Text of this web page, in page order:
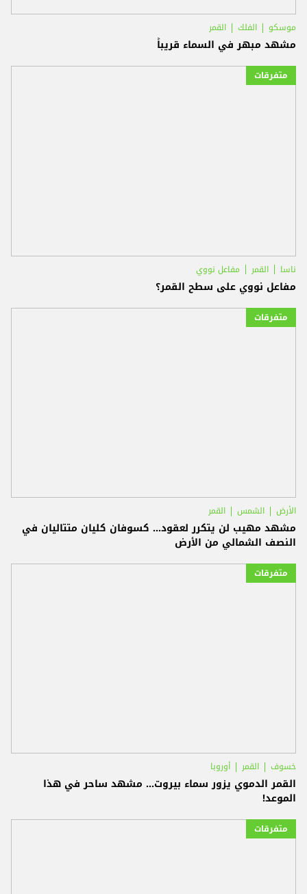
موسكو الفلك القمر
مشهد مبهر في السماء قريباً
متفرقات
ناسا القمر مفاعل نووي
مفاعل نووي على سطح القمر؟
متفرقات
الأرض الشمس القمر
مشهد مهيب لن يتكرر لعقود... كسوفان كليان متتاليان في
النصف الشمالي من الأرض
متفرقات
خسوف القمر أوروبا
القمر الدموي يزور سماء بيروت... مشهد ساحر في هذا
الموعد!
متفرقات